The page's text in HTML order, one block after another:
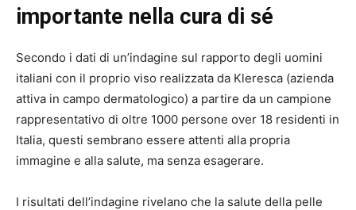
importante nella cura di sé
Secondo i dati di un’indagine sul rapporto degli uomini
italiani con il proprio viso realizzata da Kleresca (azienda
attiva in campo dermatologico) a partire da un campione
rappresentativo di oltre 1000 persone over 18 residenti in
Italia, questi sembrano essere attenti alla propria
immagine e alla salute, ma senza esagerare.
I risultati dell’indagine rivelano che la salute della pelle